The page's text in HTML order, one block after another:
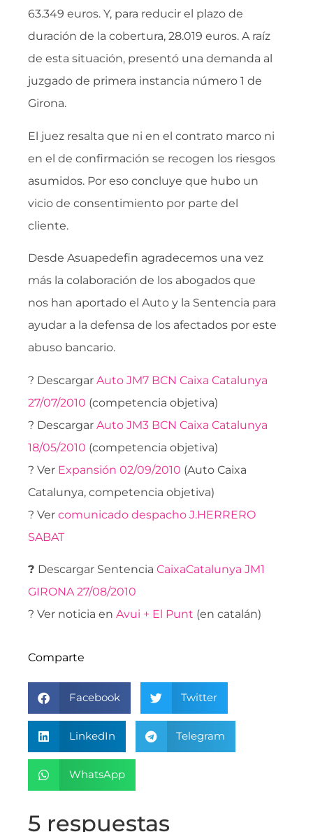
63.349 euros. Y, para reducir el plazo de
duración de la cobertura, 28.019 euros. A raíz
de esta situación, presentó una demanda al
juzgado de primera instancia número 1 de
Girona.
El juez resalta que ni en el contrato marco ni
en el de confirmación se recogen los riesgos
asumidos. Por eso concluye que hubo un
vicio de consentimiento por parte del
cliente.
Desde Asuapedefin agradecemos una vez
más la colaboración de los abogados que
nos han aportado el Auto y la Sentencia para
ayudar a la defensa de los afectados por este
abuso bancario.
? Descargar Auto JM7 BCN Caixa Catalunya
27/07/2010 (competencia objetiva)
? Descargar Auto JM3 BCN Caixa Catalunya
18/05/2010 (competencia objetiva)
? Ver Expansión 02/09/2010 (Auto Caixa
Catalunya, competencia objetiva)
? Ver comunicado despacho J.HERRERO
SABAT
? Descargar Sentencia CaixaCatalunya JM1
GIRONA 27/08/2010
? Ver noticia en Avui + El Punt (en catalán)
Comparte
Facebook Twitter
LinkedIn Telegram
WhatsApp
5 respuestas